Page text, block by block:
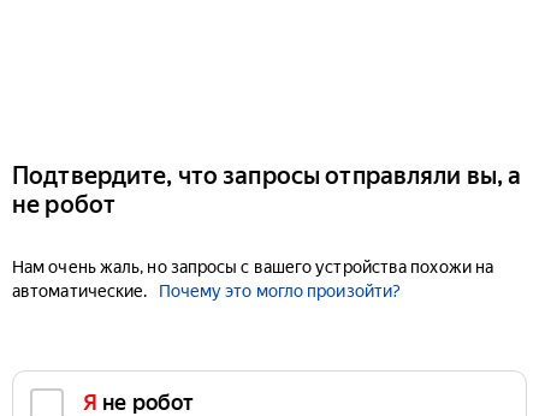
Подтвердите, что запросы отправляли вы, а
не робот
Нам очень жаль, но запросы с вашего устройства похожи на
автоматические.
Почему это могло произойти?
Я не робот